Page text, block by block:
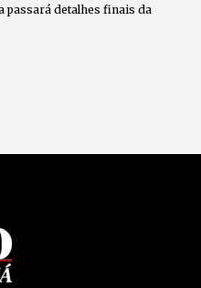
detalhes finais da